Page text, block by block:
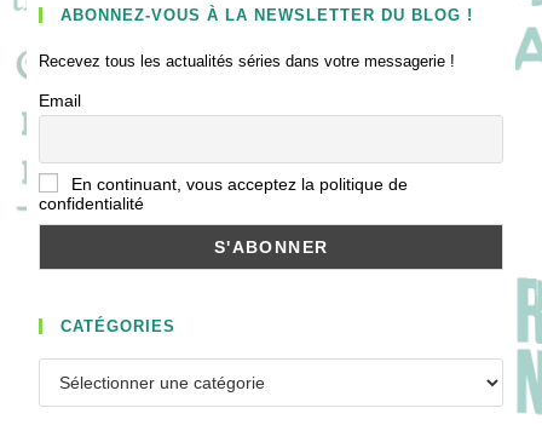
ABONNEZ-VOUS À LA NEWSLETTER DU BLOG !
Recevez tous les actualités séries dans votre messagerie !
Email
En continuant, vous acceptez la politique de
confidentialité
CATÉGORIES